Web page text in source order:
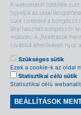
A weboldalon többféle sütit
figyeljük az oldal
sütik törlésére a böngésző
által használt böngészőn
működni. A „Beállítások
továbbá lehetőséget nyújt
Szükséges sütik
Ezek a cookie-k az oldal
Statisztikai célú sütik
Statisztikai célú
BEÁLLÍTÁSOK